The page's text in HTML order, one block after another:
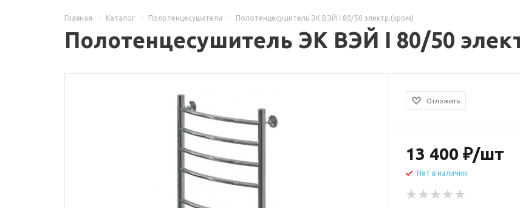
Главная - Каталог - Полотенцесушители - Полотенцесушитель ЭК ВЭЙ I 80/50 электр.(хром)
Полотенцесушитель ЭК ВЭЙ I 80/50
Отложить
13 400 ₽/шт
Нет в наличии